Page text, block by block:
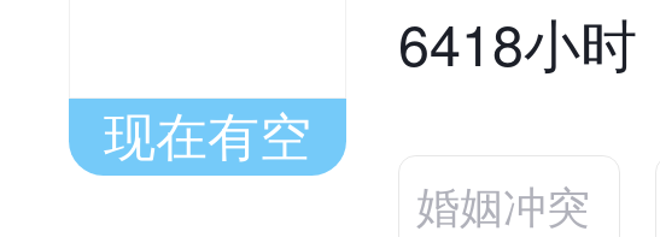
现在有空
6418小时
婚姻冲突